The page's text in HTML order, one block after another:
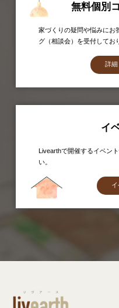
無料個別
家づくりの疑問や悩みにお
グ（相談会）を受付してお
詳細
イ
Livearthで開催するイベン
い。